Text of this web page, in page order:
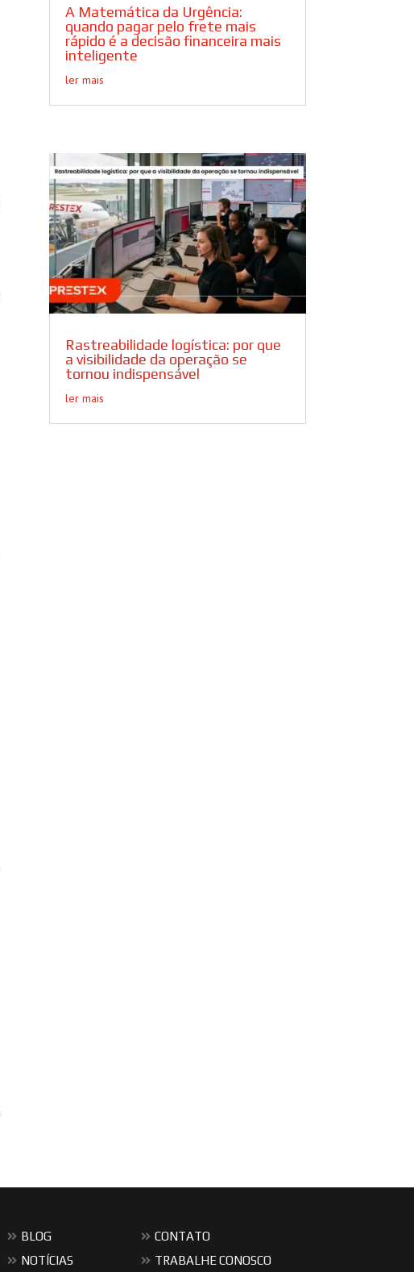
A Matemática da Urgência:
quando pagar pelo frete mais
rápido é a decisão financeira mais
inteligente
ler mais
Rastreabilidade logística: por que
a visibilidade da operação se
tornou indispensável
ler mais
BLOG
NOTÍCIAS
CONTATO
TRABALHE CONOSCO